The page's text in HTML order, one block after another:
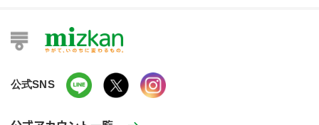
公式SNS